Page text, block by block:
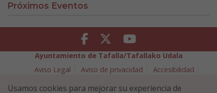
Próximos Eventos
Facebook Twitter Youtube
Ayuntamiento de Tafalla/Tafallako Udala
Aviso Legal
Aviso de privacidad
Accesibilidad
Política de Seguridad de la Información
Usamos cookies para mejorar su experiencia de